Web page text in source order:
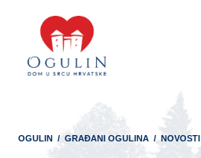
OGULIN / GRAĐANI OGULINA / NOVOSTI